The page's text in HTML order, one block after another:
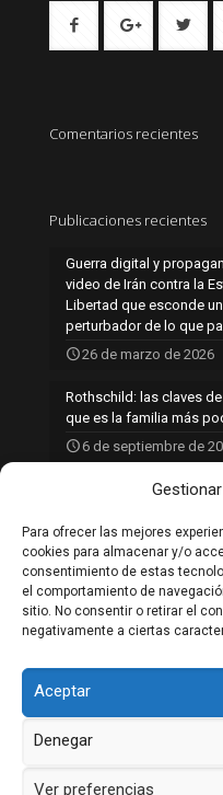
Para ofrecer las mejores
cookies para almacenar y/o
consentimiento de estas
el comportamiento de
sitio. No consentir o retirar el
negativamente a ciertas
Aceptar
Denegar
Ver preferencias
Comentarios recientes
Publicaciones recientes
Guerra digital y
video de Irán contra la
Libertad que esconde
perturbador de lo que
26 de marzo de 2026
Rothschild: las claves
que es la familia más
6 de septiembre de
Política de privacidad
Política de cookies
Aviso legal
Contacto